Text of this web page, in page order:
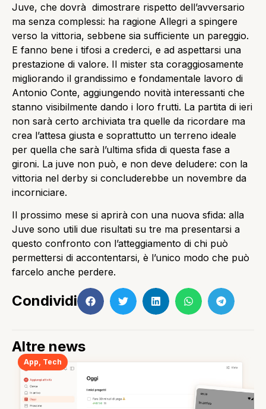
Juve, che dovrà dimostrare rispetto dell’avversario
ma senza complessi: ha ragione Allegri a spingere
verso la vittoria, sebbene sia sufficiente un pareggio.
E fanno bene i tifosi a crederci, e ad aspettarsi una
prestazione di valore. Il mister sta coraggiosamente
migliorando il grandissimo e fondamentale lavoro di
Antonio Conte, aggiungendo novità interessanti che
stanno visibilmente dando i loro frutti. La partita di ieri
non sarà certo archiviata tra quelle da ricordare ma
crea l’attesa giusta e soprattutto un terreno ideale
per quella che sarà l’ultima sfida di questa fase a
gironi. La juve non può, e non deve deludere: con la
vittoria nel derby si concluderebbe un novembre da
incorniciare.
Il prossimo mese si aprirà con una nuova sfida: alla
Juve sono utili due risultati su tre ma presentarsi a
questo confronto con l’atteggiamento di chi può
permettersi di accontentarsi, è l’unico modo che può
farcelo anche perdere.
Condividi
Altre news
App Tech